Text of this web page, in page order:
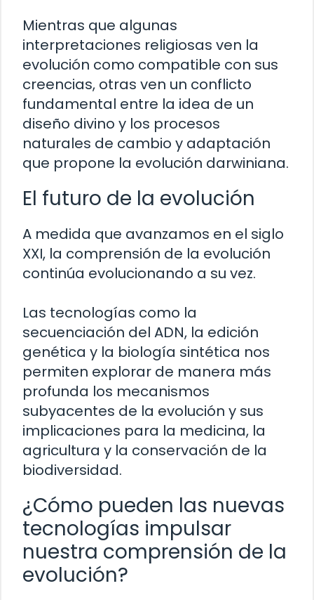
Mientras que algunas
interpretaciones religiosas ven la
evolución como compatible con sus
creencias, otras ven un conflicto
fundamental entre la idea de un
diseño divino y los procesos
naturales de cambio y adaptación
que propone la evolución darwiniana.
El futuro de la evolución
A medida que avanzamos en el siglo
XXI, la comprensión de la evolución
continúa evolucionando a su vez.
Las tecnologías como la
secuenciación del ADN, la edición
genética y la biología sintética nos
permiten explorar de manera más
profunda los mecanismos
subyacentes de la evolución y sus
implicaciones para la medicina, la
agricultura y la conservación de la
biodiversidad.
¿Cómo pueden las nuevas
tecnologías impulsar
nuestra comprensión de la
evolución?